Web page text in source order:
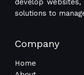
solutions to
Company
Home